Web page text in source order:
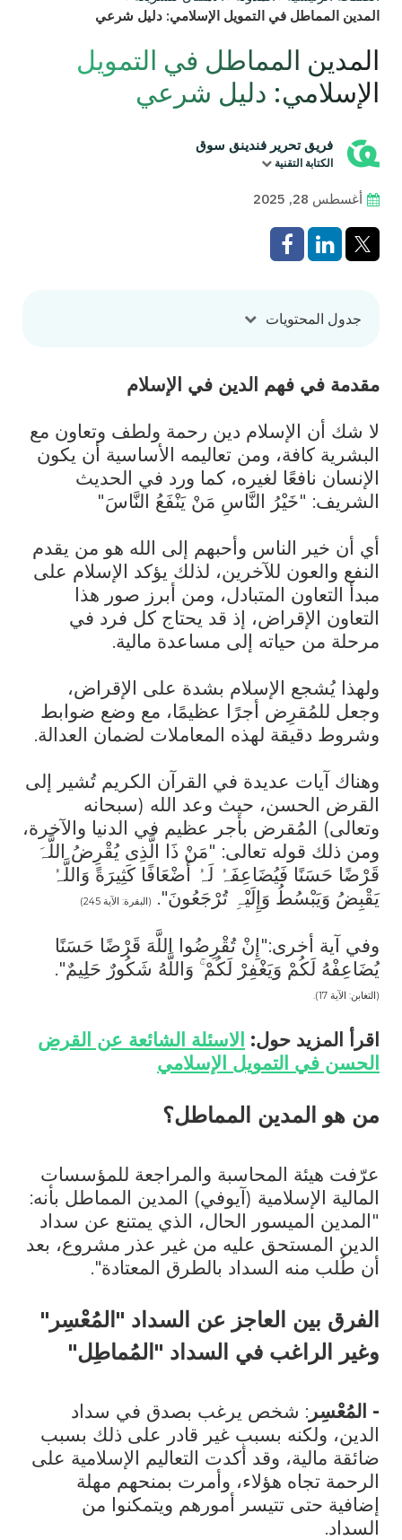
المدين المماطل في التمويل الإسلامي: دليل شرعي
المدين المماطل في التمويل
الإسلامي: دليل شرعي
فريق تحرير فندينق سوق
الكتابة التقنية
أغسطس 28, 2025
جدول المحتويات
مقدمة في فهم الدين في الإسلام
لا شك أن الإسلام دين رحمة ولطف وتعاون مع
البشرية كافة، ومن تعاليمه الأساسية أن يكون
الإنسان نافعًا لغيره، كما ورد في الحديث
الشريف: "خَيْرُ النَّاسِ مَنْ يَنْفَعُ النَّاسَ"
أي أن خير الناس وأحبهم إلى الله هو من يقدم
النفع والعون للآخرين، لذلك يؤكد الإسلام على
مبدأ التعاون المتبادل، ومن أبرز صور هذا
التعاون الإقراض، إذ قد يحتاج كل فرد في
مرحلة من حياته إلى مساعدة مالية.
ولهذا يُشجع الإسلام بشدة على الإقراض،
وجعل للمُقرِض أجرًا عظيمًا، مع وضع ضوابط
وشروط دقيقة لهذه المعاملات لضمان العدالة.
وهناك آيات عديدة في القرآن الكريم تُشير إلى
القرض الحسن، حيث وعد الله (سبحانه
وتعالى) المُقرض بأجر عظيم في الدنيا والآخرة،
ومن ذلك قوله تعالى: "مَنْ ذَا الَّذِی یُقْرِضُ اللَّہَ
قَرْضًا حَسَنًا فَیُضَاعِفَہُ لَہُ أَضْعَافًا کَثِیرَةً وَاللَّہُ
یَقْبِضُ وَیَبْسُطُ وَإِلَیْہِ تُرْجَعُونَ".
(البقرة: الآية 245)
وفي آية أخرى:"إِنْ تُقْرِضُوا اللَّهَ قَرْضًا حَسَنًا
يُضَاعِفْهُ لَكُمْ وَيَغْفِرْ لَكُمْ ۚ وَاللَّهُ شَكُورٌ حَلِيمٌ".
(التغابن: الآية 17).
اقرأ المزيد حول: الاسئلة الشائعة عن القرض
الحسن في التمويل الإسلامي
من هو المدين المماطل؟
عرّفت هيئة المحاسبة والمراجعة للمؤسسات
المالية الإسلامية (آيوفي) المدين المماطل بأنه:
"المدين الميسور الحال، الذي يمتنع عن سداد
الدين المستحق عليه من غير عذر مشروع، بعد
أن طُلب منه السداد بالطرق المعتادة".
الفرق بين العاجز عن السداد "المُعْسِر"
وغير الراغب في السداد "المُماطِل"
- المُعْسِر : شخص يرغب بصدق في سداد
الدين، ولكنه بسبب غير قادر على ذلك بسبب
ضائقة مالية، وقد أكدت التعاليم الإسلامية على
الرحمة تجاه هؤلاء، وأمرت بمنحهم مهلة
إضافية حتى تتيسر أمورهم ويتمكنوا من
السداد.